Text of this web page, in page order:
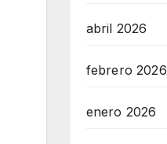
abril 2026
febrero 2026
enero 2026